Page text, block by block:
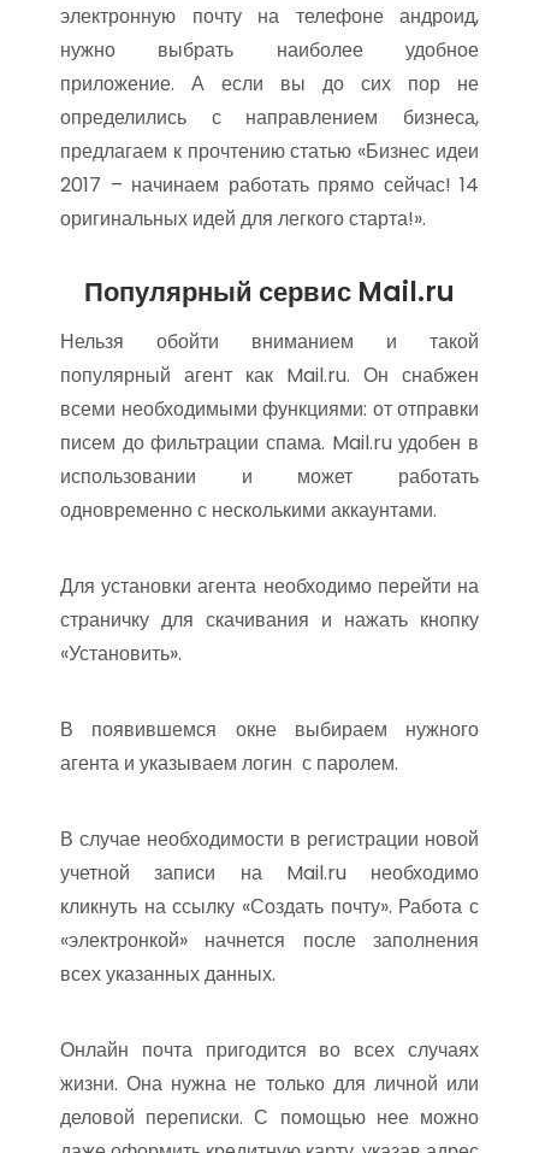
электронную почту на телефоне андроид,
нужно выбрать наиболее удобное
приложение. А если вы до сих пор не
определились с направлением бизнеса,
предлагаем к прочтению статью «Бизнес идеи
2017 – начинаем работать прямо сейчас! 14
оригинальных идей для легкого старта!».
Популярный сервис Mail.ru
Нельзя обойти вниманием и такой
популярный агент как Mail.ru. Он снабжен
всеми необходимыми функциями: от отправки
писем до фильтрации спама. Mail.ru удобен в
использовании и может работать
одновременно с несколькими аккаунтами.
Для установки агента необходимо перейти на
страничку для скачивания и нажать кнопку
«Установить».
В появившемся окне выбираем нужного
агента и указываем логин с паролем.
В случае необходимости в регистрации новой
учетной записи на Mail.ru необходимо
кликнуть на ссылку «Создать почту». Работа с
«электронкой» начнется после заполнения
всех указанных данных.
Онлайн почта пригодится во всех случаях
жизни. Она нужна не только для личной или
деловой переписки. С помощью нее можно